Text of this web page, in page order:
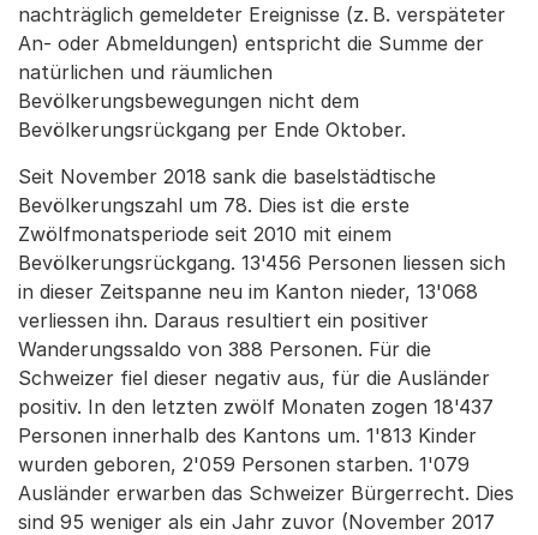
nachträglich gemeldeter Ereignisse (z. B. verspäteter
An- oder Abmeldungen) entspricht die Summe der
natürlichen und räumlichen
Bevölkerungsbewegungen nicht dem
Bevölkerungsrückgang per Ende Oktober.
Seit November 2018 sank die baselstädtische
Bevölkerungszahl um 78. Dies ist die erste
Zwölfmonatsperiode seit 2010 mit einem
Bevölkerungsrückgang. 13'456 Personen liessen sich
in dieser Zeitspanne neu im Kanton nieder, 13'068
verliessen ihn. Daraus resultiert ein positiver
Wanderungssaldo von 388 Personen. Für die
Schweizer fiel dieser negativ aus, für die Ausländer
positiv. In den letzten zwölf Monaten zogen 18'437
Personen innerhalb des Kantons um. 1'813 Kinder
wurden geboren, 2'059 Personen starben. 1'079
Ausländer erwarben das Schweizer Bürgerrecht. Dies
sind 95 weniger als ein Jahr zuvor (November 2017